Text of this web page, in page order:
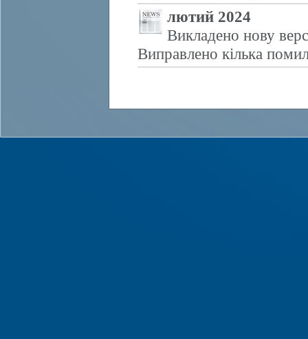
лютий 2024
Викладено нову
Виправлено кілька